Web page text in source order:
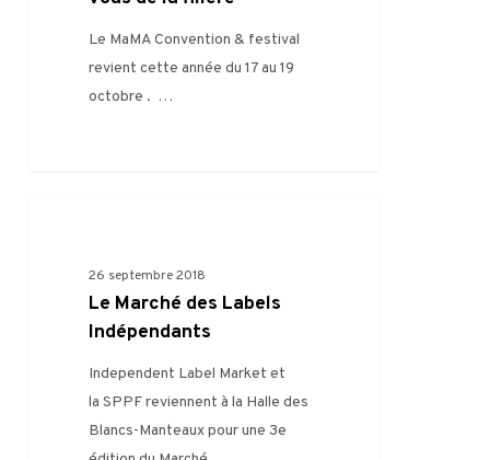
Le MaMA Convention & festival
revient cette année du 17 au 19
octobre . …
26 septembre 2018
Le Marché des Labels
Indépendants
Independent Label Market et
la SPPF reviennent à la Halle des
Blancs-Manteaux pour une 3e